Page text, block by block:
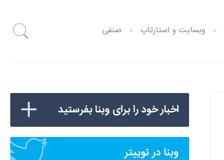
وبسایت و استارتاپ صنفی
اخبار خود را برای وبنا بفرستید
وبنا در توییتر